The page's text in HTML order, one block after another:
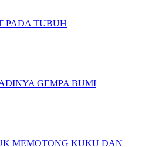
PADA TUBUH
GEMPA BUMI
MEMOTONG KUKU DAN